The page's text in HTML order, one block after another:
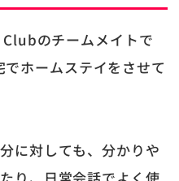
のチームメイトで
ホームステイをさせて
に対しても、分かりや
り、日常会話でよく使